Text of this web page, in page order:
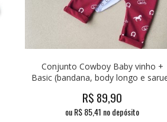
Conjunto Cowboy Baby vinho +
Basic (bandana, body longo e
R$ 89,90
ou R$85,41 no depósito